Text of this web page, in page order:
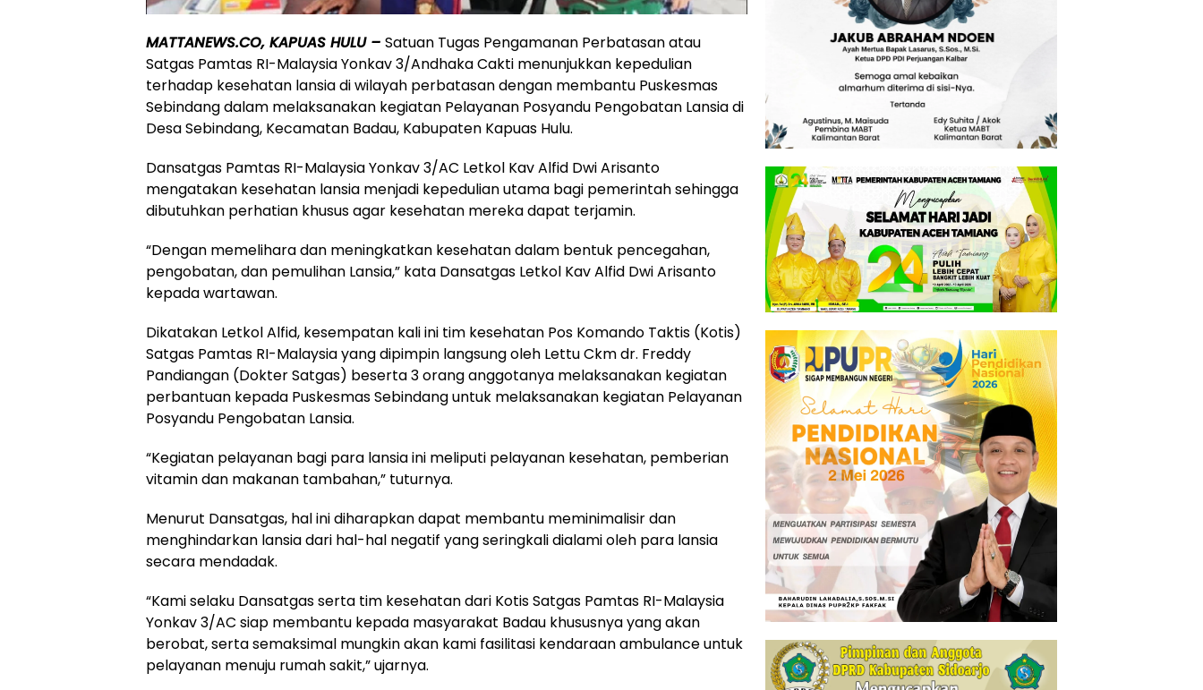
MATTANEWS.CO, KAPUAS HULU – Satuan Tugas Pengamanan Perbatasan atau
Satgas Pamtas RI-Malaysia Yonkav 3/Andhaka Cakti menunjukkan kepedulian
terhadap kesehatan lansia di wilayah perbatasan dengan membantu Puskesmas
Sebindang dalam melaksanakan kegiatan Pelayanan Posyandu Pengobatan Lansia di
Desa Sebindang, Kecamatan Badau, Kabupaten Kapuas Hulu.
Dansatgas Pamtas RI-Malaysia Yonkav 3/AC Letkol Kav Alfid Dwi Arisanto
mengatakan kesehatan lansia menjadi kepedulian utama bagi pemerintah sehingga
dibutuhkan perhatian khusus agar kesehatan mereka dapat terjamin.
“Dengan memelihara dan meningkatkan kesehatan dalam bentuk pencegahan,
pengobatan, dan pemulihan Lansia,” kata Dansatgas Letkol Kav Alfid Dwi Arisanto
kepada wartawan.
Dikatakan Letkol Alfid, kesempatan kali ini tim kesehatan Pos Komando Taktis (Kotis)
Satgas Pamtas RI-Malaysia yang dipimpin langsung oleh Lettu Ckm dr. Freddy
Pandiangan (Dokter Satgas) beserta 3 orang anggotanya melaksanakan kegiatan
perbantuan kepada Puskesmas Sebindang untuk melaksanakan kegiatan Pelayanan
Posyandu Pengobatan Lansia.
“Kegiatan pelayanan bagi para lansia ini meliputi pelayanan kesehatan, pemberian
vitamin dan makanan tambahan,” tuturnya.
Menurut Dansatgas, hal ini diharapkan dapat membantu meminimalisir dan
menghindarkan lansia dari hal-hal negatif yang seringkali dialami oleh para lansia
secara mendadak.
“Kami selaku Dansatgas serta tim kesehatan dari Kotis Satgas Pamtas RI-Malaysia
Yonkav 3/AC siap membantu kepada masyarakat Badau khususnya yang akan
berobat, serta semaksimal mungkin akan kami fasilitasi kendaraan ambulance untuk
pelayanan menuju rumah sakit,” ujarnya.